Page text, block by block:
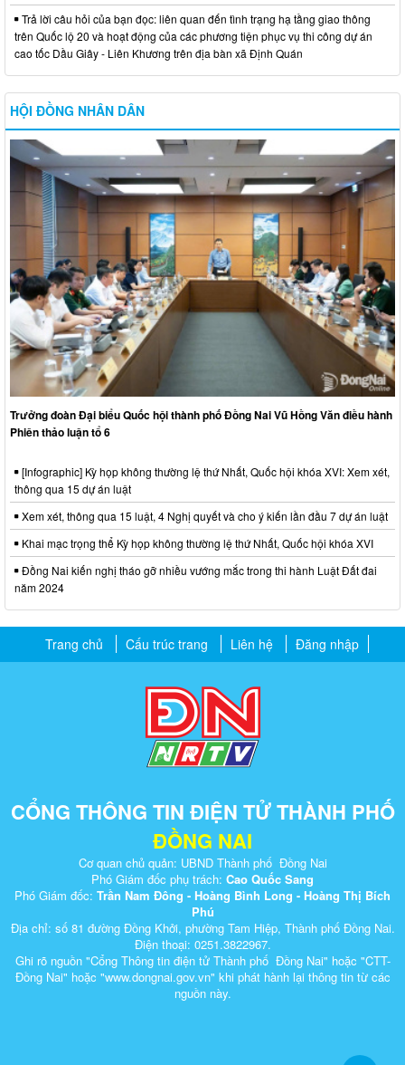
Trả lời câu hỏi của bạn đọc: liên quan đến tình trạng hạ tầng giao thông
trên Quốc lộ 20 và hoạt động của các phương tiện phục vụ thi công dự án
cao tốc Dầu Giây - Liên Khương trên địa bàn xã Định Quán
HỘI ĐỒNG NHÂN DÂN
Trưởng đoàn Đại biểu Quốc hội thành phố Đồng Nai Vũ Hồng Văn điều hành
Phiên thảo luận tổ 6
[Infographic] Kỳ họp không thường lệ thứ Nhất, Quốc hội khóa XVI: Xem xét,
thông qua 15 dự án luật
Xem xét, thông qua 15 luật, 4 Nghị quyết và cho ý kiến lần đầu 7 dự án luật
Khai mạc trọng thể Kỳ họp không thường lệ thứ Nhất, Quốc hội khóa XVI
Đồng Nai kiến nghị tháo gỡ nhiều vướng mắc trong thi hành Luật Đất đai
năm 2024
Trang chủ Cấu trúc trang Liên hệ Đăng nhập
CỔNG THÔNG TIN ĐIỆN TỬ THÀNH PHỐ
ĐỒNG NAI
Cơ quan chủ quản: UBND Thành phố Đồng Nai
Phó Giám đốc phụ trách: Cao Quốc Sang
Phó Giám đốc: Trần Nam Đông - Hoàng Bình Long - Hoàng Thị Bích
Phú
Địa chỉ: số 81 đường Đồng Khởi, phường Tam Hiệp, Thành phố Đồng Nai.
Điện thoại: 0251.3822967.
Ghi rõ nguồn "Cổng Thông tin điện tử Thành phố Đồng Nai" hoặc "CTT-
Đồng Nai" hoặc "www.dongnai.g​ov.vn" khi ​phát hành lại thông tin từ các
nguồn này.​